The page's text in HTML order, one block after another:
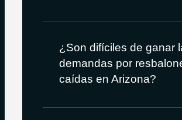
¿Son difíciles de ganar
demandas por
caídas en Arizona?